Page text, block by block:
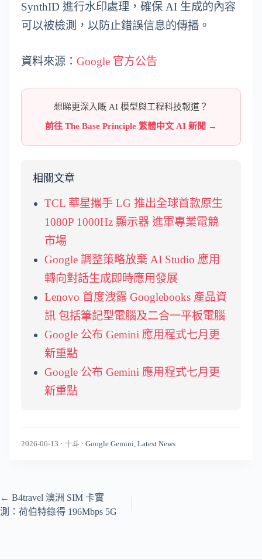
SynthID 進行水印處理，確保 AI 生成的內容
可以被檢測，以防止錯誤信息的傳播。
資料來源： Google 官方公告
想睇更深入嘅 AI 模型與工程科技報道？
前往 The Base Principle 繁體中文 AI 新聞 →
相關文章
TCL 華星攜手 LG 推出全球首款原生
1080P 1000Hz 顯示器 進軍專業電競
市場
Google 調整策略放棄 AI Studio 應用
轉向對話生成即時應用發展
Lenovo 首度洩露 Googlebooks 產品資
訊 包括筆記型電腦及二合一平板電腦
Google 公布 Gemini 應用程式七月更
新重點
Google 公布 Gemini 應用程式七月更
新重點
2026-06-13 · 十斗 · Google Gemini, Latest News
← B4travel 澳洲 SIM 卡實
測：荷伯特錄得 196Mbps 5G